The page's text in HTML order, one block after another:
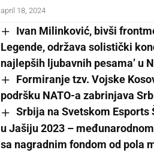
april 18, 2024
Ivan Milinković, bivši
Legende, održava solistički
najlepših ljubavnih pesama’ u
Formiranje tzv. Vojske
podršku NATO-a zabrinjava
Srbija na Svetskom Esports
u Jašiju 2023 –
sa nagradnim fondom od pola